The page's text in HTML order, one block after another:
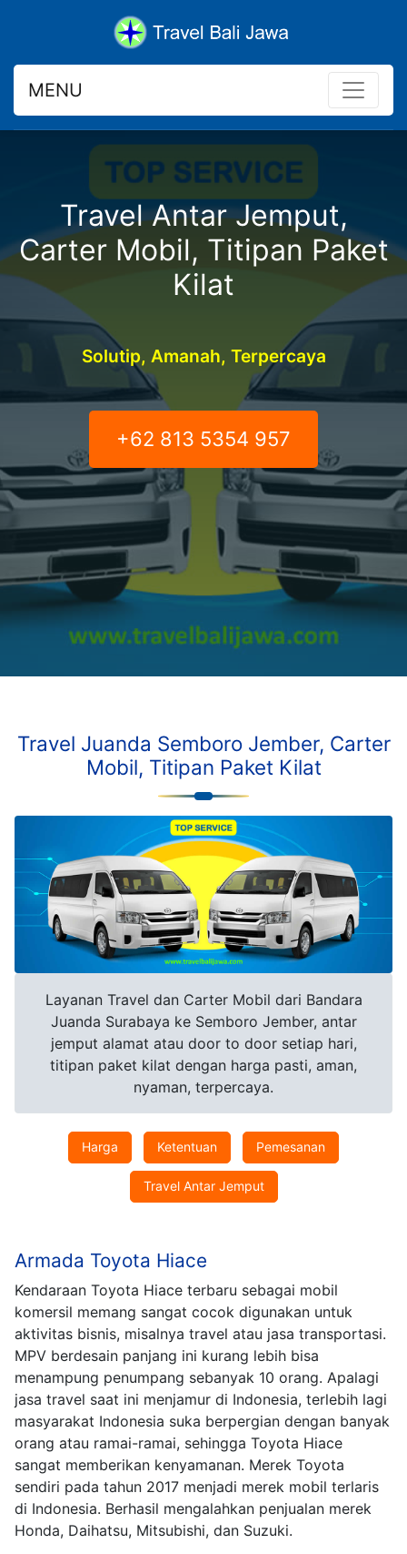
MENU
Travel Antar Jemput,
Carter Mobil, Titipan Paket
Kilat
Solutip, Amanah, Terpercaya
+62 813 5354 957
Travel Juanda Semboro Jember, Carter
Mobil, Titipan Paket Kilat
Layanan Travel dan Carter Mobil dari Bandara
Juanda Surabaya ke Semboro Jember, antar
jemput alamat atau door to door setiap hari,
titipan paket kilat dengan harga pasti, aman,
nyaman, terpercaya.
Harga Ketentuan Pemesanan
Travel Antar Jemput
Armada Toyota Hiace
Kendaraan Toyota Hiace terbaru sebagai mobil
komersil memang sangat cocok digunakan untuk
aktivitas bisnis, misalnya travel atau jasa transportasi.
MPV berdesain panjang ini kurang lebih bisa
menampung penumpang sebanyak 10 orang. Apalagi
jasa travel saat ini menjamur di Indonesia, terlebih lagi
masyarakat Indonesia suka berpergian dengan banyak
orang atau ramai-ramai, sehingga Toyota Hiace
sangat memberikan kenyamanan. Merek Toyota
sendiri pada tahun 2017 menjadi merek mobil terlaris
di Indonesia. Berhasil mengalahkan penjualan merek
Honda, Daihatsu, Mitsubishi, dan Suzuki.